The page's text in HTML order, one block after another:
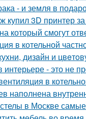
- и земля в
купил 3D принтер
который смогут
в котельной
дизaйн и
- это не
в
наполнена
в Москве